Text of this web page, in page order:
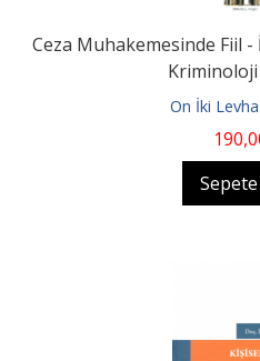
Ceza Muhakemesinde Fiil
Kriminoloji
On İki Levha
190